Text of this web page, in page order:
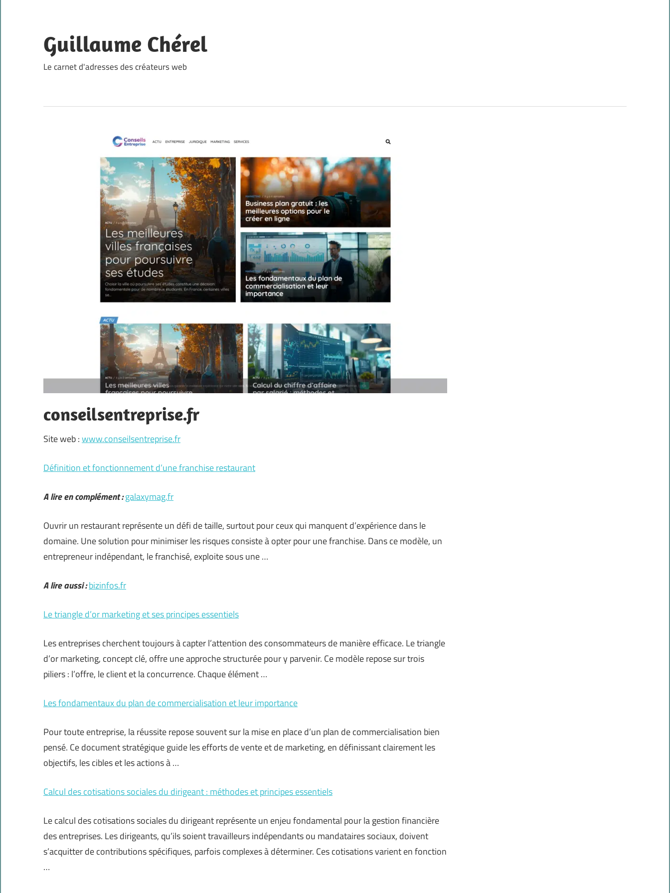
content
Guillaume Chérel
Le carnet d'adresses des créateurs web
conseilsentreprise.fr
Site web :www.conseilsentreprise.fr
Définition et fonctionnement d’une franchise restaurant
A lire en complément :galaxymag.fr
Ouvrir un restaurant représente un défi de taille, surtout pour ceux qui manquent d’expérience dans le
domaine. Une solution pour minimiser les risques consiste à opter pour une franchise. Dans ce modèle, un
entrepreneur indépendant, le franchisé, exploite sous une …
A lire aussi :bizinfos.fr
Le triangle d’or marketing et ses principes essentiels
Les entreprises cherchent toujours à capter l’attention des consommateurs de manière efficace. Le triangle
d’or marketing, concept clé, offre une approche structurée pour y parvenir. Ce modèle repose sur trois
piliers : l’offre, le client et la concurrence. Chaque élément …
Les fondamentaux du plan de commercialisation et leur importance
Pour toute entreprise, la réussite repose souvent sur la mise en place d’un plan de commercialisation bien
pensé. Ce document stratégique guide les efforts de vente et de marketing, en définissant clairement les
objectifs, les cibles et les actions à …
Calcul des cotisations sociales du dirigeant : méthodes et principes essentiels
Le calcul des cotisations sociales du dirigeant représente un enjeu fondamental pour la gestion financière
des entreprises. Les dirigeants, qu’ils soient travailleurs indépendants ou mandataires sociaux, doivent
s’acquitter de contributions spécifiques, parfois complexes à déterminer. Ces cotisations varient en fonction
…